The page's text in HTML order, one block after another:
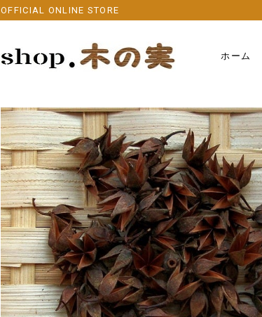
OFFICIAL ONLINE STORE
ホーム